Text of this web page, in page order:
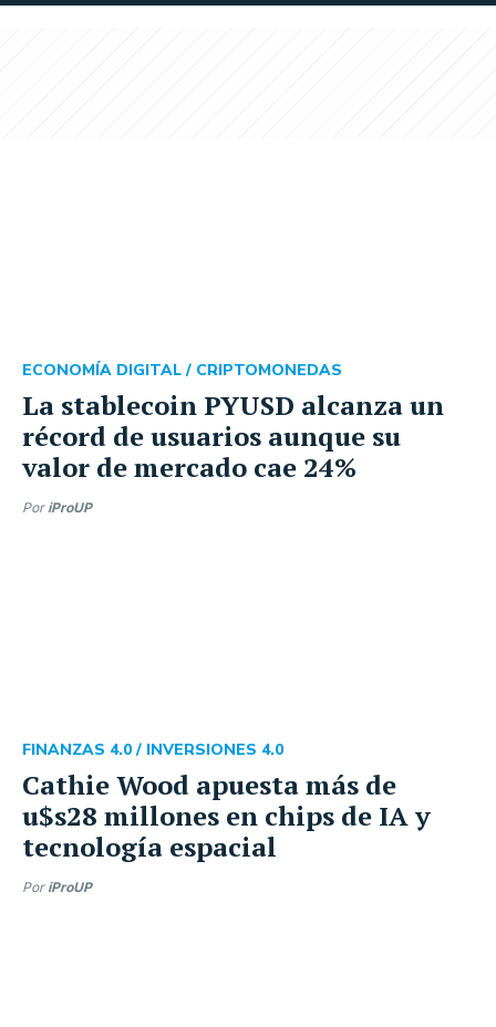
La stablecoin PYUSD alcanza un
récord de usuarios aunque su
valor de mercado cae 24%
ECONOMÍA DIGITAL / CRIPTOMONEDAS
Por iProUP
Cathie Wood apuesta más de
u$s28 millones en chips de IA y
tecnología espacial
FINANZAS 4.0 / INVERSIONES 4.0
Por iProUP